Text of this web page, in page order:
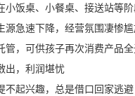
小饭桌、小餐桌、接送站等
源急速下降，经营氛围凄惨
管，可供孩子再次消费产品
出，利润堪忧
不起兴趣，总是借口回家逃避